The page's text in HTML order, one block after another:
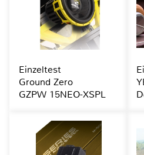
Einzeltest
Ground Zero
GZPW 15NEO-XSPL